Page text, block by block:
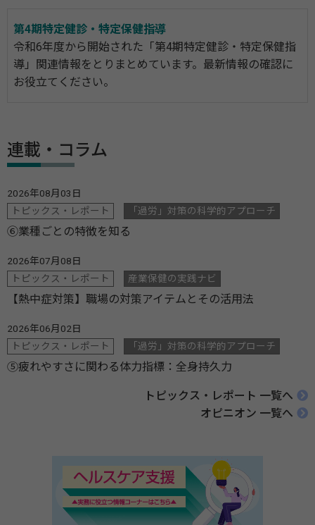
第4期特定健診・特定保健指導
令和6年度から開始された「第4期特定健診・特定保健指
導」関連情報をとりまとめています。最新情報の確認に
お役立てください。
連載・コラム
2026年08月03日
トピックス・レポート
「過労」対策の科学的アプローチ
⑥業種ごとの特徴を知る
2026年07月08日
トピックス・レポート
産業保健の実践ナビ
【熱中症対策】職場の対策アイテムとその活用法
2026年06月02日
トピックス・レポート
「過労」対策の科学的アプローチ
⑤疲れやすさに関わる体力指標：全身持久力
トピックス・レポート 一覧へ
オピニオン 一覧へ